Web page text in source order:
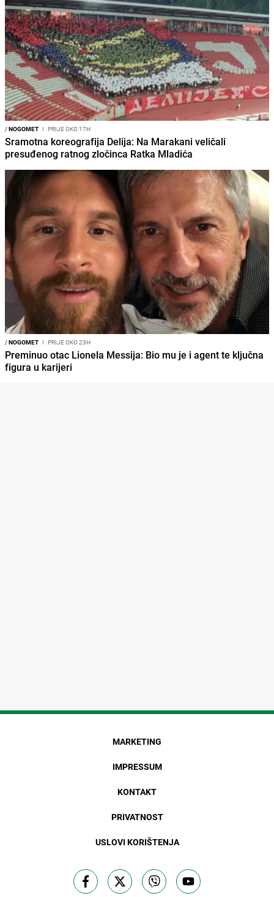
/NOGOMET I PRIJE OKO 17H
Sramotna koreografija Delija: Na Marakani veličali
presuđenog ratnog zločinca Ratka Mladića
/NOGOMET I PRIJE OKO 23H
Preminuo otac Lionela Messija: Bio mu je i agent te ključna
figura u karijeri
MARKETING
IMPRESSUM
KONTAKT
PRIVATNOST
USLOVI KORIŠTENJA